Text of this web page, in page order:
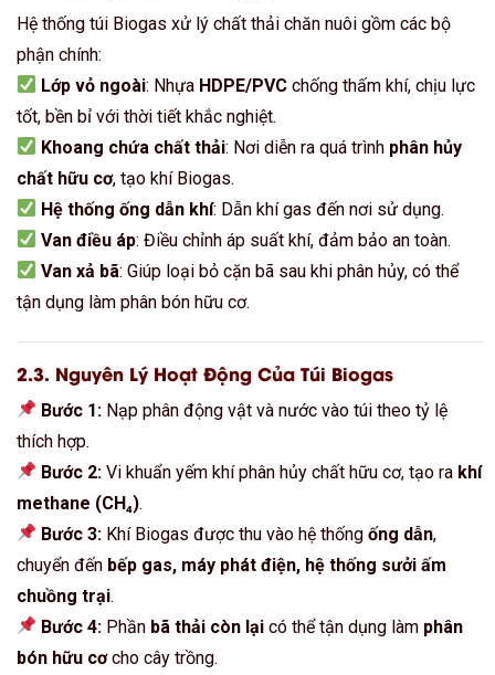
Hệ thống túi Biogas xử lý chất thải chăn nuôi gồm các bộ
phận chính:
Lớp vỏ ngoài: Nhựa HDPE/PVC chống thấm khí, chịu lực
tốt, bền bỉ với thời tiết khắc nghiệt.
Khoang chứa chất thải: Nơi diễn ra quá trình phân hủy
chất hữu cơ, tạo khí Biogas.
Hệ thống ống dẫn khí: Dẫn khí gas đến nơi sử dụng.
Van điều áp: Điều chỉnh áp suất khí, đảm bảo an toàn.
Van xả bã: Giúp loại bỏ cặn bã sau khi phân hủy, có thể
tận dụng làm phân bón hữu cơ.
2.3. Nguyên Lý Hoạt Động Của Túi Biogas
Bước 1: Nạp phân động vật và nước vào túi theo tỷ lệ
thích hợp.
Bước 2: Vi khuẩn yếm khí phân hủy chất hữu cơ, tạo ra khí
methane (CH₄).
Bước 3: Khí Biogas được thu vào hệ thốngống dẫn,
chuyển đến bếp gas, máy phát điện, hệ thống sưởi ấm
chuồng trại.
Bước 4: Phần bã thải còn lại có thể tận dụng làm phân
bón hữu cơcho cây trồng.